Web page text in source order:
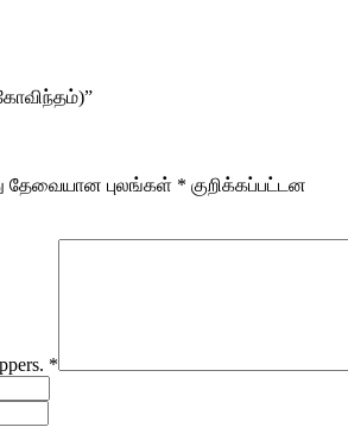
தேவையான புலங்கள் * குறிக்கப்பட்டன
*